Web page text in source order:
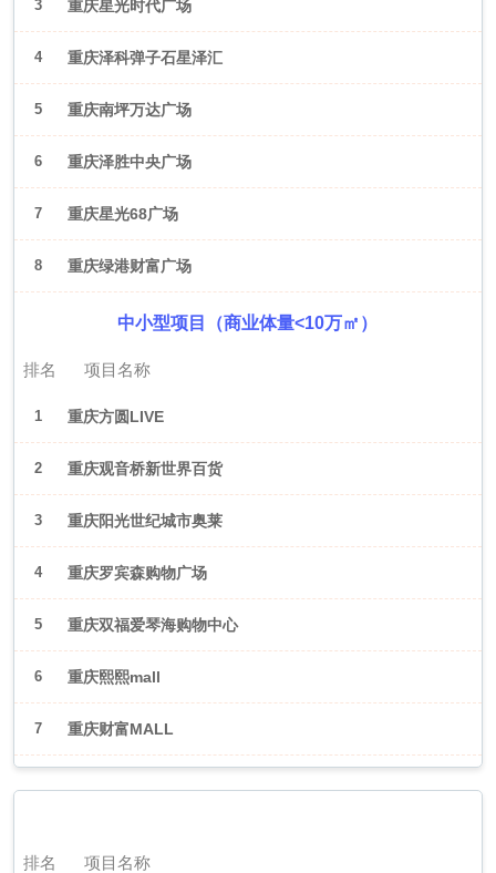
3 重庆星光时代广场
4 重庆泽科弹子石星泽汇
5 重庆南坪万达广场
6 重庆泽胜中央广场
7 重庆星光68广场
8 重庆绿港财富广场
中小型项目（商业体量<10万㎡）
排名 项目名称
1 重庆方圆LIVE
2 重庆观音桥新世界百货
3 重庆阳光世纪城市奥莱
4 重庆罗宾森购物广场
5 重庆双福爱琴海购物中心
6 重庆熙熙mall
7 重庆财富MALL
排名 项目名称